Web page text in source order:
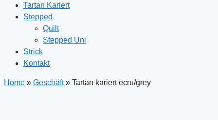
Tartan Kariert
Stepped
Quilt
Stepped Uni
Strick
Kontakt
Home » Geschäft» Tartan kariert ecru/grey